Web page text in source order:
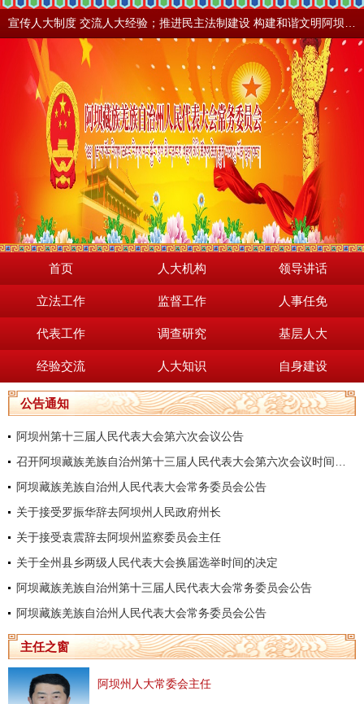
首页 人大机构 领导讲话
立法工作 监督工作 人事任免
代表工作 调查研究 基层人大
经验交流 人大知识 自身建设
公告通知
阿坝州第十三届人民代表大会第六次会议公告
阿坝藏族羌族自治州人民代表大会常务委员会公告
关于接受罗振华辞去阿坝州人民政府州长
关于接受袁震辞去阿坝州监察委员会主任
关于全州县乡两级人民代表大会换届选举时间的决定
阿坝藏族羌族自治州第十三届人民代表大会常务委员会公告
阿坝藏族羌族自治州人民代表大会常务委员会公告
主任之窗
阿坝州人大常委会主任